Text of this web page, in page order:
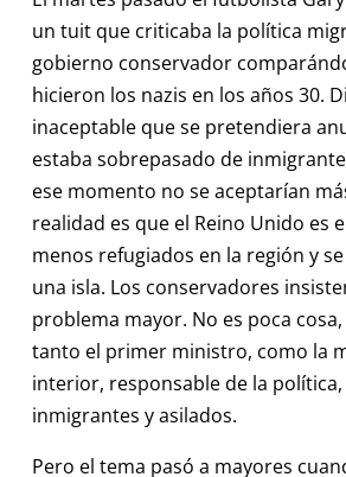
un tuit que criticaba la política
gobierno conservador
hicieron los nazis en los años 30.
inaceptable que se pretendiera
estaba sobrepasado de
ese momento no se aceptarían
realidad es que el Reino Unido es
menos refugiados en la región y
una isla. Los conservadores
problema mayor. No es poca
tanto el primer ministro, como la
interior, responsable de la
inmigrantes y asilados.
Pero el tema pasó a mayores